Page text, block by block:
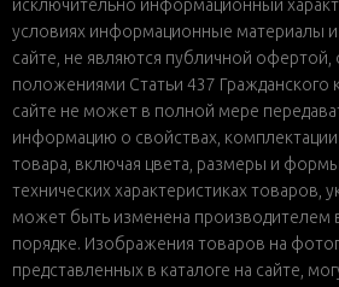
исключительно информационный
условиях информационные материалы
сайте, не являются публичной
положениями Статьи 437 Гражданского
сайте не может в полной мере
информацию о свойствах, комплектации
товара, включая цвета, размеры и
технических характеристиках товаров,
может быть изменена производителем
порядке. Изображения товаров на
представленных в каталоге на сайте,